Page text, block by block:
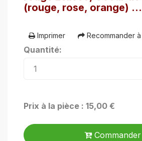
(rouge, rose, orange) ...
Imprimer Recommander à
Quantité:
Prix à la pièce : 15,00 €
Commander